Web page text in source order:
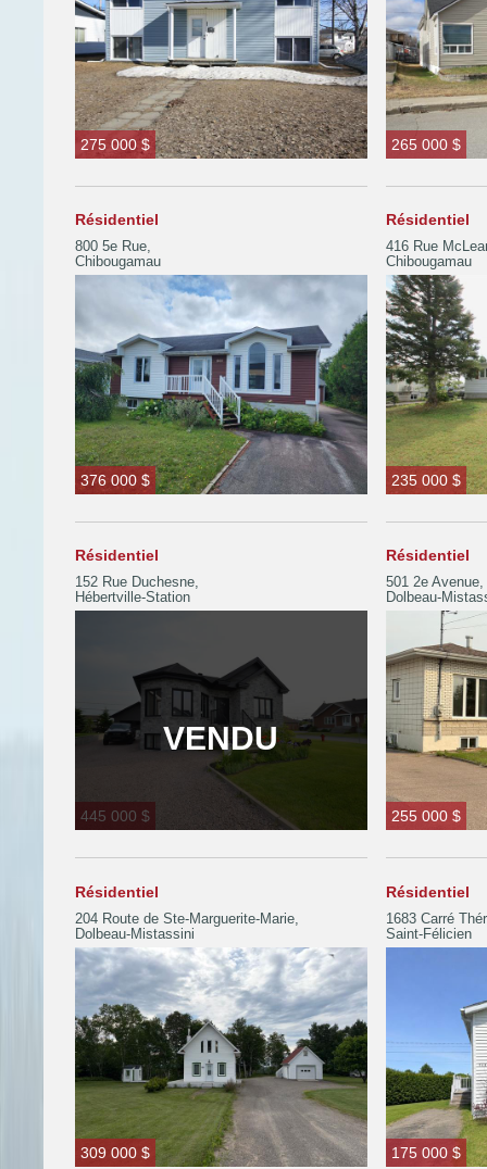
275 000 $ 265 000 $
Résidentiel
800 5e Rue,
Chibougamau
376 000 $
Résidentiel
416 Rue
Chibougamau
235 000 $
Résidentiel
152 Rue Duchesne,
Hébertville-Station
VENDU
445 000 $
Résidentiel
501 2e Avenue,
Dolbeau-
255 000 $
Résidentiel
204 Route de Ste-Marguerite-Marie,
Dolbeau-Mistassini
309 000 $
Résidentiel
1683 Carré
Saint-Félicien
175 000 $